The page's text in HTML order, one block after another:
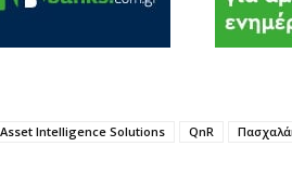
Intelligence Solutions QnR